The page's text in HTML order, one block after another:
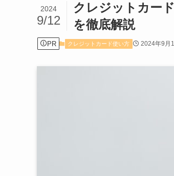
クレジットカー
を徹底解説
2024
9/12
PR クレジットカード使い方 2024年9月